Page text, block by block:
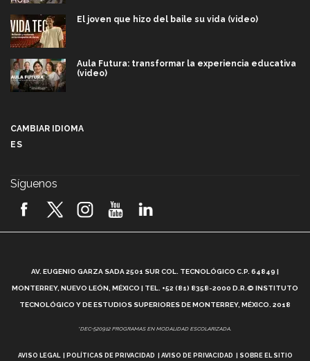
El joven que hizo del baile su vida (video)
Aula Futura: transformar la experiencia educativa
(video)
2026! (video)
¿Cómo es el Modelo Educativo Tec? (video)
Vida Tec: Feminismo e Inteligencia Artificial, Paola
CAMBIAR IDIOMA
ES
Síguenos
AV. EUGENIO GARZA SADA 2501 SUR COL. TECNOLÓGICO C.P. 64849 |
MONTERREY, NUEVO LEÓN, MÉXICO | TEL. +52 (81) 8358-2000 D.R.© INSTITUTO
TECNOLÓGICO Y DE ESTUDIOS SUPERIORES DE MONTERREY, MÉXICO. 2018
*DEC-520912 PROGRAMAS EN MODALIDAD ESCOLARIZADA.
AVISO LEGAL POLÍTICAS DE PRIVACIDAD AVISO DE PRIVACIDAD SOBRE EL SITIO